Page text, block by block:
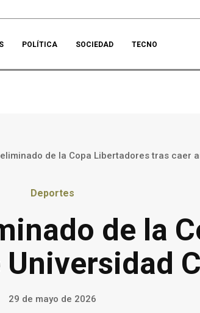
POLÍTICA SOCIEDAD TECNO
de la Copa Libertadores tras caer
Deportes
de la
29 de mayo de 2026